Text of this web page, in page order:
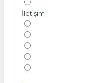
İletişim